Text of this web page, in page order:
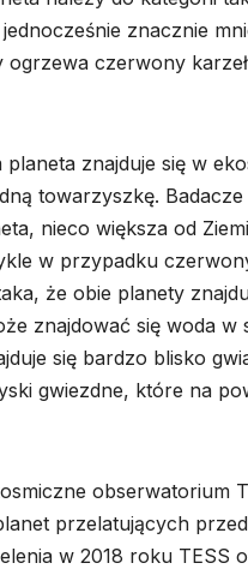
znacznie
czerwony
znajduje się w
towarzyszkę.
nieco większa od
w przypadku
że obie planety
znajdować się woda w
się bardzo blisko
gwiezdne, które na
obserwatorium
przelatujących
w 2018 roku TESS